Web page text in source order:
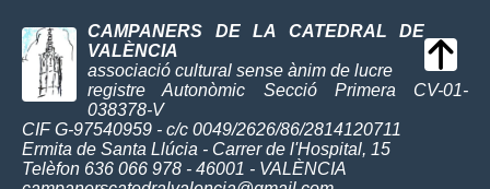
CAMPANERS DE LA CATEDRAL DE
VALÈNCIA
associació cultural sense ànim de lucre
registre Autonòmic Secció Primera CV-01-
038378-V
CIF G-97540959 - c/c 0049/2626/86/2814120711
Ermita de Santa Llúcia - Carrer de l'Hospital, 15
Telèfon 636 066 978 - 46001 - VALÈNCIA